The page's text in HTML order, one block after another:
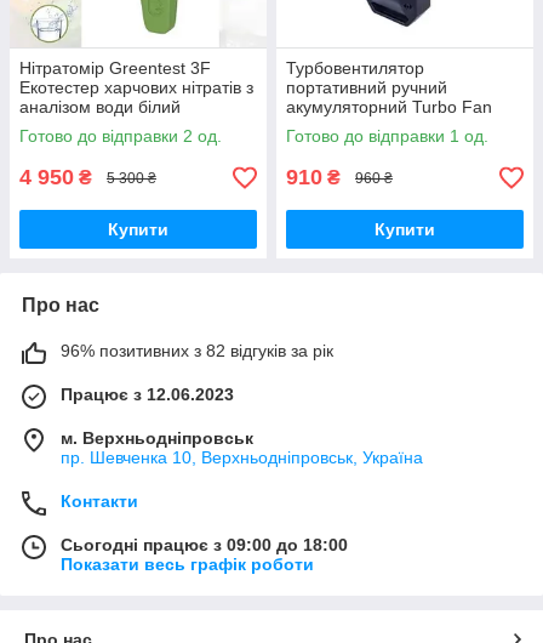
Нітратомір Greentest 3F
Екотестер харчових нітратів з
аналізом води білий
Готово до відправки 2 од.
4 950 ₴ 5 300 ₴
Купити
Турбовентилятор
портативний ручний
акумуляторний Turbo Fan
RS-01
Готово до відправки 1 од.
910 ₴ 960 ₴
Купити
Про нас
96% позитивних з 82 відгуків за рік
Працює з 12.06.2023
м. Верхньодніпровськ
пр. Шевченка 10, Верхньодніпровськ, Україна
Контакти
Сьогодні працює з 09:00 до 18:00
Показати весь графік роботи